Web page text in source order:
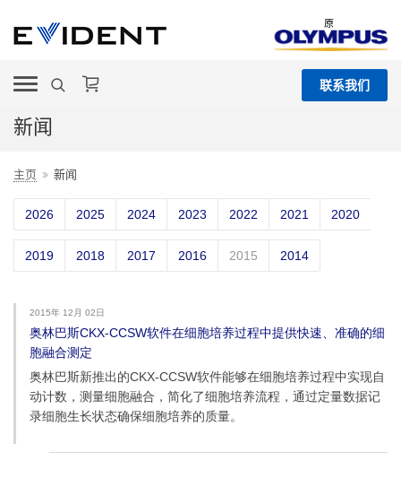
原
联系我们
新闻
主页 新闻
2026 2025 2024 2023 2022 2021 2020
2019 2018 2017 2016 2015 2014
2015年 12月 02日
奥林巴斯CKX-CCSW软件在细胞培养过程中提供快速、准确的细
胞融合测定
奥林巴斯新推出的CKX-CCSW软件能够在细胞培养过程中实现自
动计数，测量细胞融合，简化了细胞培养流程，通过定量数据记
录细胞生长状态确保细胞培养的质量。